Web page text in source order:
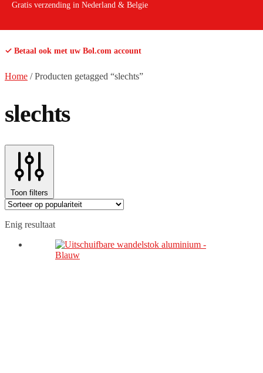
Gratis verzending in Nederland & Belgie
✓ Betaal ook met uw Bol.com account
Home /Producten getagged “slechts”
slechts
Toon filters
Enig resultaat